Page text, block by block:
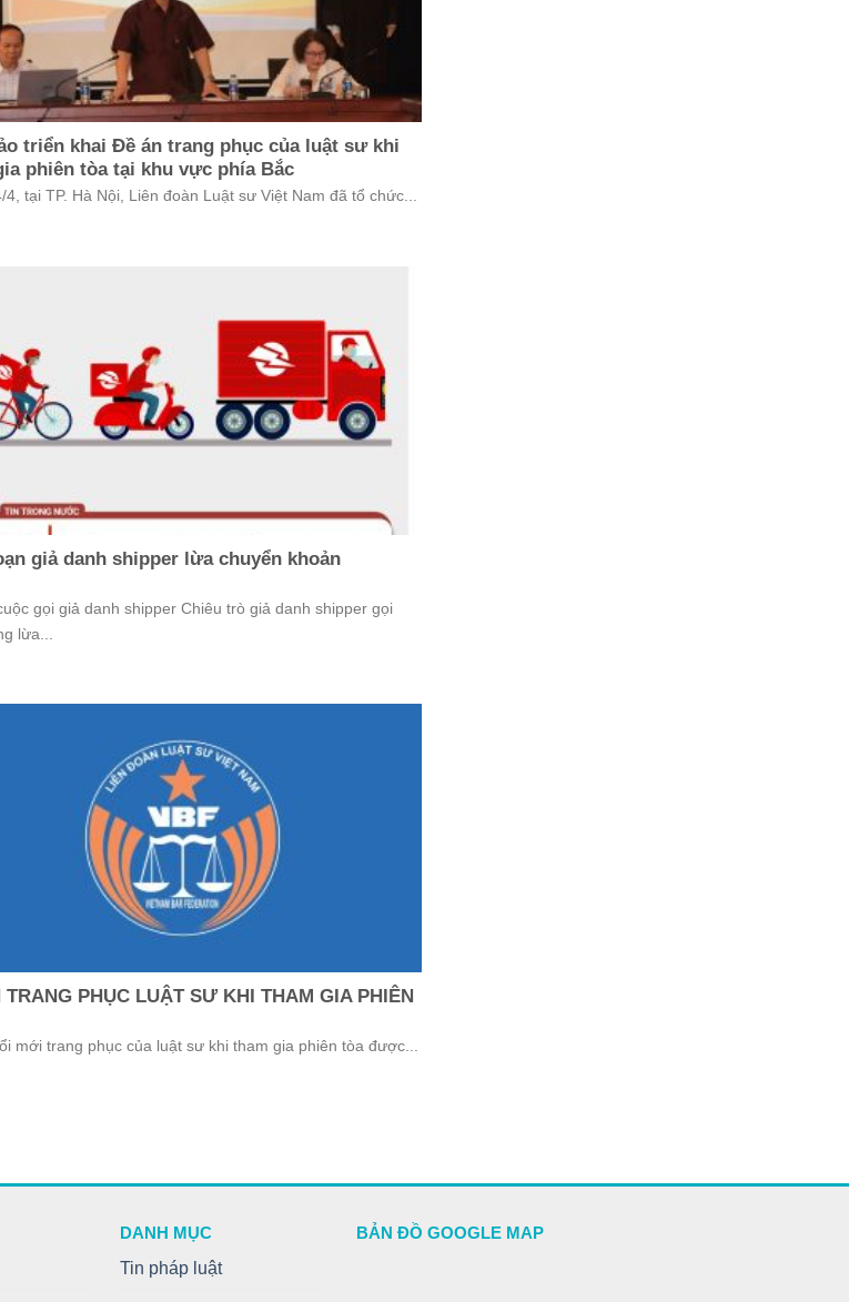
triển khai Đề án trang phục của luật sư khi
phiên tòa tại khu vực phía Bắc
4, tại TP. Hà Nội, Liên đoàn Luật sư Việt Nam đã tổ chức...
giả danh shipper lừa chuyển khoản
gọi giả danh shipper Chiêu trò giả danh shipper gọi
lừa...
PHỤC LUẬT SƯ KHI THAM GIA PHIÊN
mới trang phục của luật sư khi tham gia phiên tòa được...
DANH MỤC
Tin pháp luật
BẢN ĐỒ GOOGLE MAP